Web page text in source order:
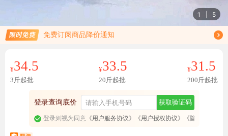
1 5
免费订阅商品降价通知
¥34.5
3斤起批
¥33.5
20斤起批
¥31.5
200斤起批
登录查询底价 获取验证码
登录则视为同意《用户服务协议》 《用户授权协议》 《隐私政策》